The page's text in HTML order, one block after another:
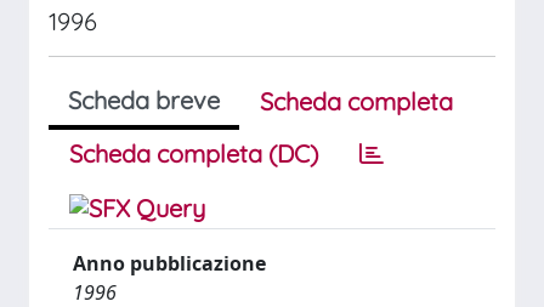
1996
Scheda breve
Scheda completa
Scheda completa (DC)
Anno pubblicazione
1996